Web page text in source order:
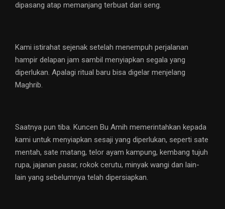
dipasang atap memanjang terbuat dari seng.
Kami istirahat sejenak setelah menempuh perjalanan
hampir delapan jam sambil menyiapkan segala yang
diperlukan. Apalagi ritual baru bisa digelar menjelang
Maghrib.
Saatnya pun tiba. Kuncen Bu Amih memerintahkan kepada
kami untuk menyiapkan sesaji yang diperlukan, seperti sate
mentah, sate matang, telor ayam kampung, kembang tujuh
rupa, jajanan pasar, rokok cerutu, minyak wangi dan lain-
lain yang sebelumnya telah dipersiapkan.